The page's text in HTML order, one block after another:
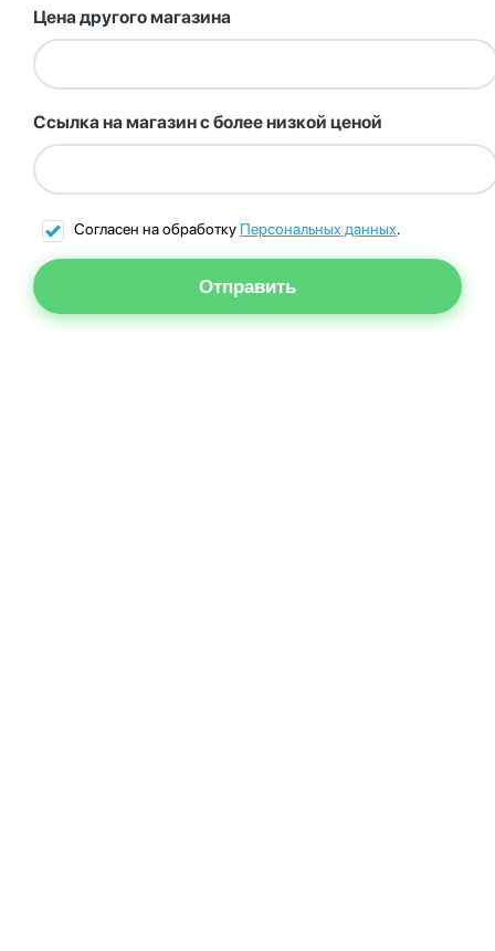
Цена другого магазина
Ссылка на магазин с более низкой ценой
Согласен на обработку Персональных данных.
Отправить